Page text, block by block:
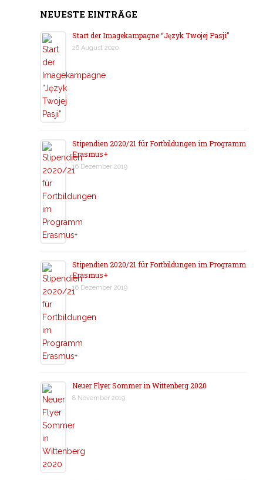
NEUESTE EINTRÄGE
Start der Imagekampagne “Język Twojej Pasji”
26 August 2020
Stipendien 2020/21 für Fortbildungen im Programm
Erasmus+
16 Dezember 2019
Stipendien 2020/21 für Fortbildungen im Programm
Erasmus+
16 Dezember 2019
Neuer Flyer Sommer in Wittenberg 2020
8 November 2019